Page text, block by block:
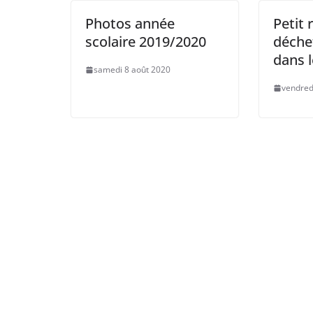
Photos année
scolaire 2019/2020
samedi 8 août 2020
Petit
dans